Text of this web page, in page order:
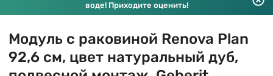
воде! Приходите оценить!
Модуль с раковиной Renova Plan
92,6 см, цвет натуральный дуб,